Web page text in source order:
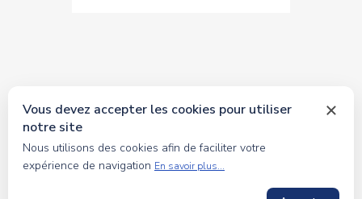
© 2026 tous droits réservés Toyscollection. Réalisation
oceanesoft.com
Vous devez accepter les cookies pour utiliser
notre site
Nous utilisons des cookies afin de faciliter votre
expérience de navigation En savoir plus...